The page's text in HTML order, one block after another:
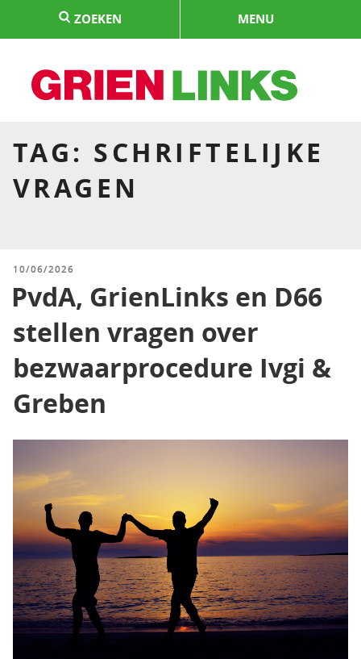
springen
ZOEKEN MENU
TAG: SCHRIFTELIJKE
VRAGEN
GEPLAATST
10/06/2026
PvdA, GrienLinks en D66
stellen vragen over
bezwaarprocedure Ivgi &
Greben